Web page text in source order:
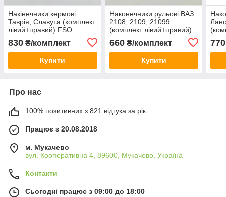
Накінечники кермові
Таврія, Славута (комплект
лівий+правий) FSO
830 ₴/комплект
Купити
Наконечники рульові ВАЗ
2108, 2109, 21099
(комплект лівий+правий)
660₴/комплект
Купити
770
Про нас
100% позитивних з 821 відгука за рік
Працює з 20.08.2018
м. Мукачево
вул. Кооперативна 4, 89600, Мукачево, Україна
Контакти
Сьогодні працює з 09:00 до 18:00